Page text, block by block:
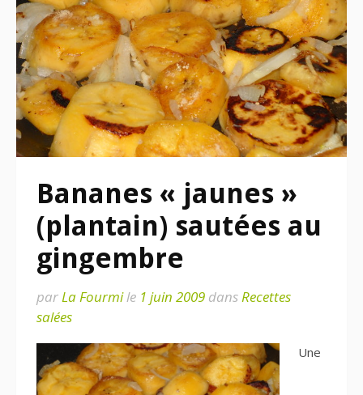
Bananes « jaunes »
(plantain) sautées au
gingembre
parLa Fourmile 1 juin 2009 dansRecettes
salées
Une